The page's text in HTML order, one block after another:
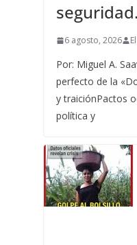
seguridad.
6 agosto, 2026
Por: Miguel A.
perfecto de la
y traiciónPactos
política y